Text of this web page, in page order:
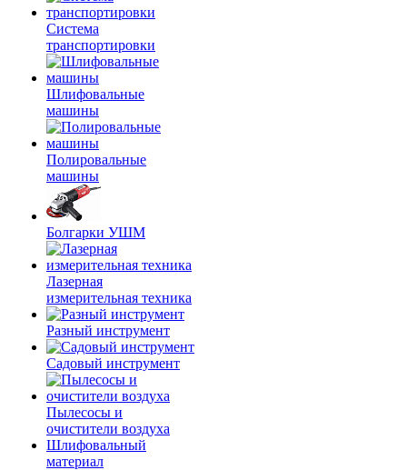
Система
транспортировки
Шлифовальные
машины
Полировальные
машины
Болгарки УШМ
Лазерная
измерительная техника
Разный инструмент
Садовый инструмент
Пылесосы и
очистители воздуха
Шлифовальный
материал